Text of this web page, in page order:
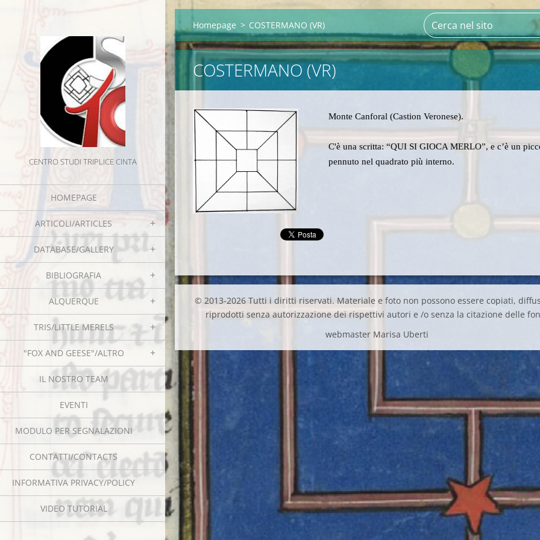
CENTRO STUDI TRIPLICE CINTA
HOMEPAGE
ARTICOLI/ARTICLES
DATABASE/GALLERY
BIBLIOGRAFIA
ALQUERQUE
TRIS/LITTLE MERELS
"FOX AND GEESE"/ALTRO
IL NOSTRO TEAM
EVENTI
MODULO PER SEGNALAZIONI
CONTATTI/CONTACTS
INFORMATIVA PRIVACY/POLICY
VIDEO TUTORIAL
Homepage > COSTERMANO (VR)
COSTERMANO (VR)
Monte Canforal (Castion Veronese).
C'è una scritta: “QUI SI GIOCA MERLO”, e c’è un
pennuto nel quadrato più interno.
© 2013-2026 Tutti i diritti riservati. Materiale e foto non possono essere copiati,
riprodotti senza autorizzazione dei rispettivi autori e /o senza la citazione delle
webmaster Marisa Uberti